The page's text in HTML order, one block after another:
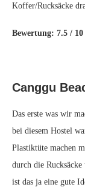
Koffer/Rucksäcke
Bewertung: 7.5 / 10
Canggu
Das erste was wir
bei diesem Hostel
Plastiktüte machen
durch die
ist das ja eine gute